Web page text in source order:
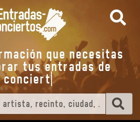
que necesitas
tus entradas deconci